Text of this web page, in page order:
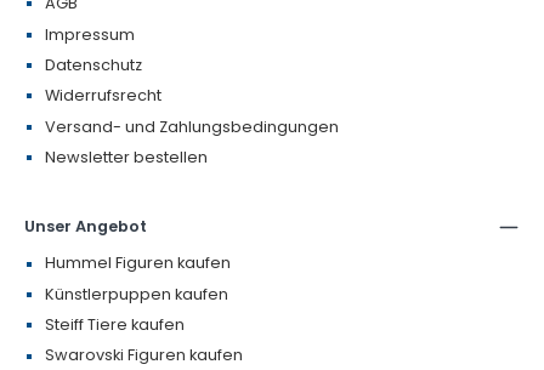
Impressum
Datenschutz
Widerrufsrecht
Versand- und Zahlungsbedingungen
Newsletter bestellen
Unser Angebot
Hummel Figuren kaufen
Künstlerpuppen kaufen
Steiff Tiere kaufen
Swarovski Figuren kaufen